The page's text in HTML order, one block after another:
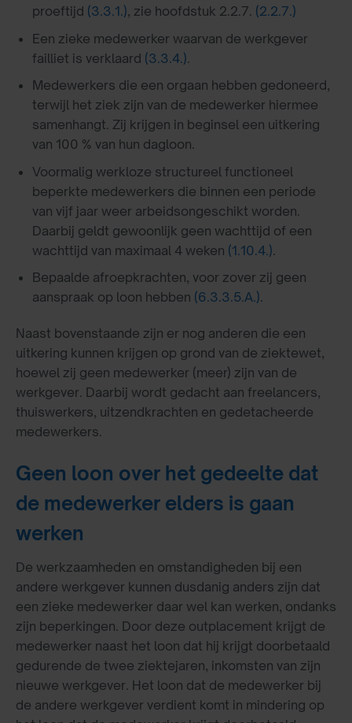
proeftijd (3.3.1.), zie hoofdstuk 2.2.7. (2.2.7.)
Een zieke medewerker waarvan de werkgever
failliet is verklaard (3.3.4.).
Medewerkers die een orgaan hebben gedoneerd,
terwijl het ziek zijn van de medewerker hiermee
samenhangt. Zij krijgen in beginsel een uitkering
van 100 % van hun dagloon.
Voormalig werkloze structureel functioneel
beperkte medewerkers die binnen een periode
van vijf jaar weer arbeidsongeschikt worden.
Daarbij geldt gewoonlijk geen wachttijd of een
wachttijd van maximaal 4 weken (1.10.4.).
Bepaalde afroepkrachten, voor zover zij geen
aanspraak op loon hebben (6.3.3.5.A.).
Naast bovenstaande zijn er nog anderen die een
uitkering kunnen krijgen op grond van de ziektewet,
hoewel zij geen medewerker (meer) zijn van de
werkgever. Daarbij wordt gedacht aan freelancers,
thuiswerkers, uitzendkrachten en gedetacheerde
medewerkers.
Geen loon over het gedeelte dat
de medewerker elders is gaan
werken
De werkzaamheden en omstandigheden bij een
andere werkgever kunnen dusdanig anders zijn dat
een zieke medewerker daar wel kan werken, ondanks
zijn beperkingen. Door deze outplacement krijgt de
medewerker naast het loon dat hij krijgt doorbetaald
gedurende de twee ziektejaren, inkomsten van zijn
nieuwe werkgever. Het loon dat de medewerker bij
de andere werkgever verdient komt in mindering op